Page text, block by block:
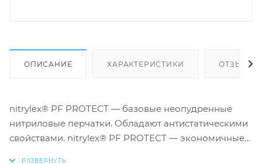
ОПИСАНИЕ ХАРАКТЕРИСТИКИ ОТЗЫВЫ
nitrylex® PF PROTECT — базовые неопудренные
нитриловые перчатки. Обладают антистатическими
свойствами. nitrylex® PF PROTECT — экономичные